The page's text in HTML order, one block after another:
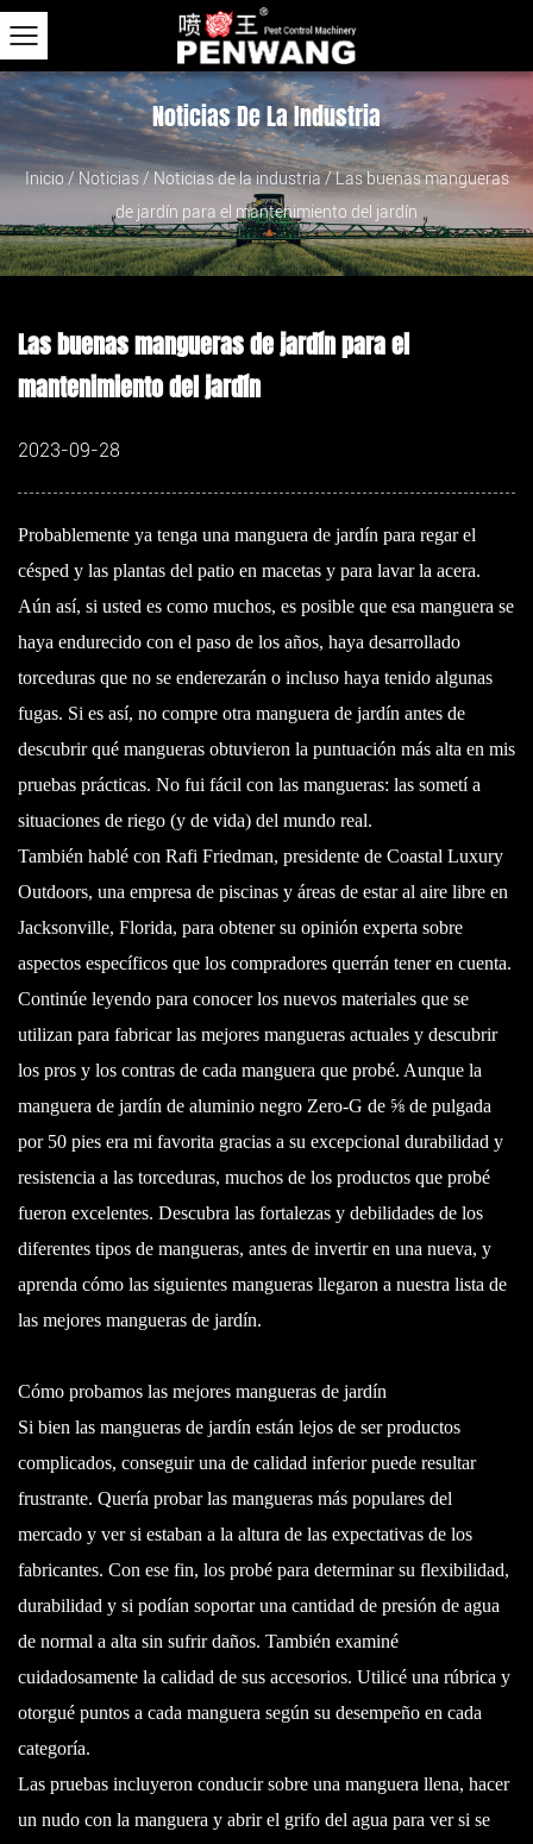
Noticias De La Industria
Inicio/ Noticias/Noticias de la industria/Las buenas mangueras
de jardín para el mantenimiento del jardín
Las buenas mangueras de jardín para el
mantenimiento del jardín
2023-09-28
Probablemente ya tenga una manguera de jardín para regar el
césped y las plantas del patio en macetas y para lavar la acera.
Aún así, si usted es como muchos, es posible que esa manguera se
haya endurecido con el paso de los años, haya desarrollado
torceduras que no se enderezarán o incluso haya tenido algunas
fugas. Si es así, no compre otra manguera de jardín antes de
descubrir qué mangueras obtuvieron la puntuación más alta en mis
pruebas prácticas. No fui fácil con las mangueras: las sometí a
situaciones de riego (y de vida) del mundo real.
También hablé con Rafi Friedman, presidente de Coastal Luxury
Outdoors, una empresa de piscinas y áreas de estar al aire libre en
Jacksonville, Florida, para obtener su opinión experta sobre
aspectos específicos que los compradores querrán tener en cuenta.
Continúe leyendo para conocer los nuevos materiales que se
utilizan para fabricar las mejores mangueras actuales y descubrir
los pros y los contras de cada manguera que probé. Aunque la
manguera de jardín de aluminio negro Zero-G de ⅝ de pulgada
por 50 pies era mi favorita gracias a su excepcional durabilidad y
resistencia a las torceduras, muchos de los productos que probé
fueron excelentes. Descubra las fortalezas y debilidades de los
diferentes tipos de mangueras, antes de invertir en una nueva, y
aprenda cómo las siguientes mangueras llegaron a nuestra lista de
las mejores mangueras de jardín.
Cómo probamos las mejores mangueras de jardín
Si bien las mangueras de jardín están lejos de ser productos
complicados, conseguir una de calidad inferior puede resultar
frustrante. Quería probar las mangueras más populares del
mercado y ver si estaban a la altura de las expectativas de los
fabricantes. Con ese fin, los probé para determinar su flexibilidad,
durabilidad y si podían soportar una cantidad de presión de agua
de normal a alta sin sufrir daños. También examiné
cuidadosamente la calidad de sus accesorios. Utilicé una rúbrica y
otorgué puntos a cada manguera según su desempeño en cada
categoría.
Las pruebas incluyeron conducir sobre una manguera llena, hacer
un nudo con la manguera y abrir el grifo del agua para ver si se